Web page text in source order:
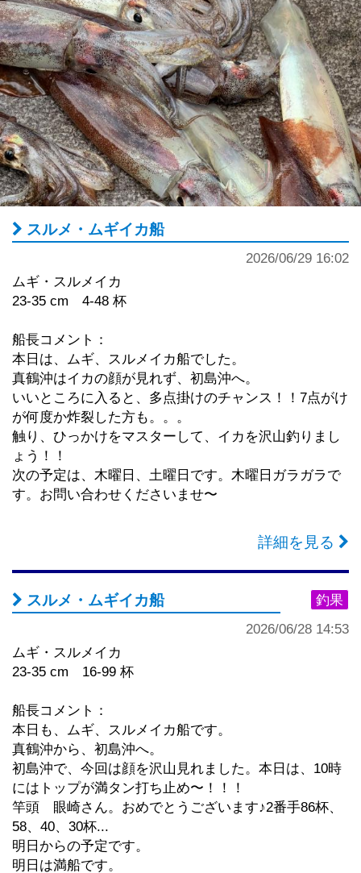
スルメ・ムギイカ船
2026/06/29 16:02
ムギ・スルメイカ
23-35 cm 4-48 杯
船長コメント：
本日は、ムギ、スルメイカ船でした。
真鶴沖はイカの顔が見れず、初島沖へ。
いいところに入ると、多点掛けのチャンス！！7点がけ
が何度か炸裂した方も。。。
触り、ひっかけをマスターして、イカを沢山釣りまし
ょう！！
次の予定は、木曜日、土曜日です。木曜日ガラガラで
す。お問い合わせくださいませ〜
詳細を見る
釣果
スルメ・ムギイカ船
2026/06/28 14:53
ムギ・スルメイカ
23-35 cm 16-99 杯
船長コメント：
本日も、ムギ、スルメイカ船です。
真鶴沖から、初島沖へ。
初島沖で、今回は顔を沢山見れました。本日は、10時
にはトップが満タン打ち止め〜！！！
竿頭 眼崎さん。おめでとうございます♪2番手86杯、
58、40、30杯...
明日からの予定です。
明日は満船です。